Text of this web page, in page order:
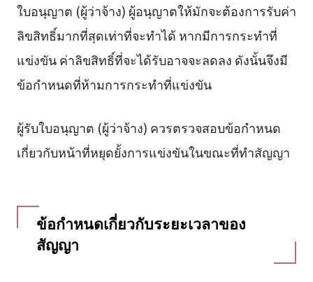
ใบอนุญาต (ผู้ว่าจ้าง) ผู้อนุญาตให้มักจะต้องการรับค่า
ลิขสิทธิ์มากที่สุดเท่าที่จะทำได้ หากมีการกระทำที่
แข่งขัน ค่าลิขสิทธิ์ที่จะได้รับอาจจะลดลง ดังนั้นจึงมี
ข้อกำหนดที่ห้ามการกระทำที่แข่งขัน
ผู้รับใบอนุญาต (ผู้ว่าจ้าง) ควรตรวจสอบข้อกำหนด
เกี่ยวกับหน้าที่หยุดยั้งการแข่งขันในขณะที่ทำสัญญา
ข้อกำหนดเกี่ยวกับระยะเวลาของ
สัญญา